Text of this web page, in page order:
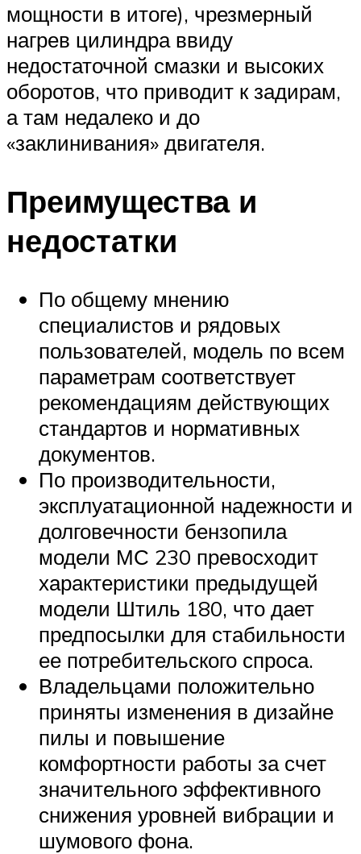
мощности в итоге), чрезмерный
нагрев цилиндра ввиду
недостаточной смазки и высоких
оборотов, что приводит к задирам,
а там недалеко и до
«заклинивания» двигателя.
Преимущества и
недостатки
По общему мнению
специалистов и рядовых
пользователей, модель по всем
параметрам соответствует
рекомендациям действующих
стандартов и нормативных
документов.
По производительности,
эксплуатационной надежности и
долговечности бензопила
модели МС 230 превосходит
характеристики предыдущей
модели Штиль 180, что дает
предпосылки для стабильности
ее потребительского спроса.
Владельцами положительно
приняты изменения в дизайне
пилы и повышение
комфортности работы за счет
значительного эффективного
снижения уровней вибрации и
шумового фона.